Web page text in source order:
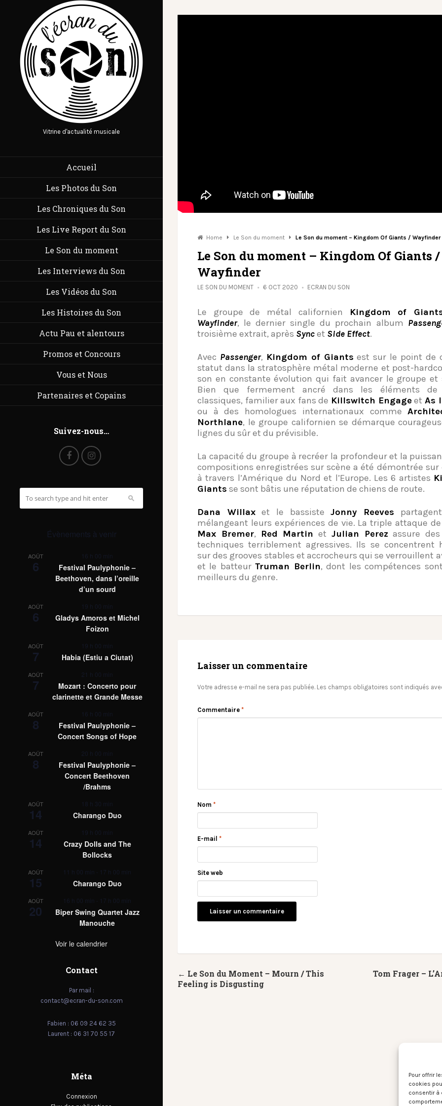
Pour offrir
cookies
consentir à
Vitrine d'actualité musicale
Accueil
Les Photos du Son
Les Chroniques du Son
Les Live Report du Son
Le Son du moment
Les Interviews du Son
Les Vidéos du Son
Les Histoires du Son
Actu Pau et alentours
Promos et Concours
Vous et Nous
Partenaires et Copains
Suivez-nous…
Évènements à venir
AOÛT
6
16 h 00 min
Festival Paulyphonie –
Beethoven, dans l’oreille
d’un sourd
AOÛT
6
19 h 00 min
Gladys Amoros et Michel
Foizon
AOÛT
7
19 h 00 min
Habia (Estiu a Ciutat)
AOÛT
7
21 h 00 min
Mozart : Concerto pour
clarinette et Grande Messe
AOÛT
8
16 h 00 min
Festival Paulyphonie –
Concert Songs of Hope
AOÛT
8
20 h 00 min
Festival Paulyphonie –
Concert Beethoven
/Brahms
AOÛT
14
18 h 30 min
Charango Duo
AOÛT
14
19 h 00 min
Crazy Dolls and The
Bollocks
AOÛT
15
11 h 00 min - 17 h 00 min
Charango Duo
AOÛT
20
16 h 00 min - 17 h 00 min
Biper Swing Quartet Jazz
Manouche
Voir le calendrier
Contact
Par mail :
contact@ecran-du-son.com
Fabien : 06 09 24 62 35
Laurent : 06 31 70 55 17
Méta
Connexion
Home Le Son du moment Le Son du moment – Kingdom Of Giants / Wayfinder
Le Son du moment – Kingdom Of Giants /
Wayfinder
LE SON DU MOMENT 6 OCT 2020 ECRAN DU SON
Le groupe de métal californien
Kingdom of
Wayfinder, le dernier single du prochain album
troisième extrait, après Syncet Side Effect.
Avec Passenger, Kingdom of Giants est sur le point de
statut dans la stratosphère métal moderne et post-
son en constante évolution qui fait avancer le groupe et
Bien que fermement ancré dans les éléments de
classiques, familier aux fans de Killswitch Engageet As
ou à des homologues internationaux comme
Northlane, le groupe californien se démarque
lignes du sûr et du prévisible.
La capacité du groupe à recréer la profondeur et la
compositions enregistrées sur scène a été démontrée sur
à travers l’Amérique du Nord et l’Europe. Les 6 artistes
Giants se sont bâtis une réputation de chiens de route.
Dana Willaxet le bassisteJonny Reeves
mélangeant leurs expériences de vie. La triple attaque
Max Bremer, Red Martin et Julian Perez assure
techniques terriblement agressives. Ils se concentrent
sur des grooves stables et accrocheurs qui se verrouillent
et le batteurTruman Berlin, dont les compétences
meilleurs du genre.
Laisser un commentaire
Votre adresse e-mail ne sera pas publiée. Les champs obligatoires sont indiqués
Commentaire *
Nom *
E-mail *
Site web
Tom Frager –
← Le Son du Moment – Mourn / This
Feeling is Disgusting